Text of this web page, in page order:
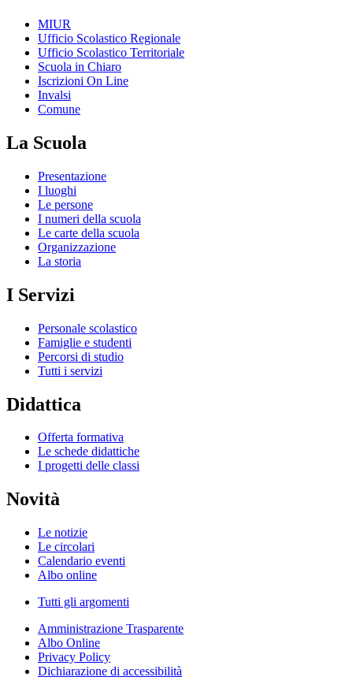
MIUR
Ufficio Scolastico Regionale
Ufficio Scolastico Territoriale
Scuola in Chiaro
Iscrizioni On Line
Invalsi
Comune
La Scuola
Presentazione
I luoghi
Le persone
I numeri della scuola
Le carte della scuola
Organizzazione
La storia
I Servizi
Personale scolastico
Famiglie e studenti
Percorsi di studio
Tutti i servizi
Didattica
Offerta formativa
Le schede didattiche
I progetti delle classi
Novità
Le notizie
Le circolari
Calendario eventi
Albo online
Tutti gli argomenti
Amministrazione Trasparente
Albo Online
Privacy Policy
Dichiarazione di accessibilità